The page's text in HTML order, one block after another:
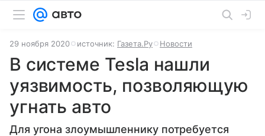
29 ноября 2020 источник: Газета.Ру Новости
В системе Tesla нашли
уязвимость, позволяющую
угнать авто
Для угона злоумышленнику потребуется